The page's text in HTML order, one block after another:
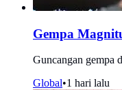
Gempa
Guncangan gempa
Global•1 hari lalu